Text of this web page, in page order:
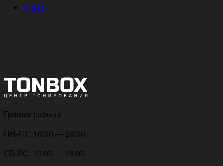
О нас
График работы:
ПН-ПТ: 10:00 — 20:00
СБ-ВС: 10:00 — 18:00